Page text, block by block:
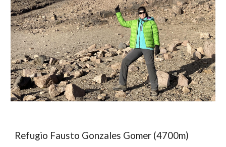
Refugio Fausto Gonzales Gomer (4700m)